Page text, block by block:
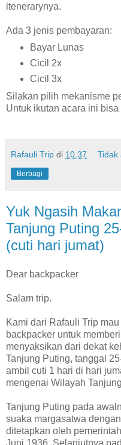
itenerarynya.
Ada 3 jenis pembayaran:
Bayar Lunas
Cicil 2x
Cicil 3x
Silakan pilih mekanisme
Untuk ikutan acara ini
Rafauli Trip di 10.37 Tidak
Berbagi
Yuk Ngasih
Tanjung Puting
(cuti hari jumat)
Dear backpacker
Salam trip.
Kami dari Rafauli Trip
backpacker untuk
menyaksikan dari dekat
Tanjung Puting, tanggal
ambil cuti 1 hari di hari
mengenai Wilayah
Tanjung Puting pada
suaka margasatwa
ditetapkan oleh
Juni 1936. Selanjutnya